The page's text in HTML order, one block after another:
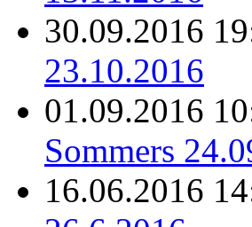
30.09.2016
23.10.2016
01.09.2016
Sommers
16.06.2016